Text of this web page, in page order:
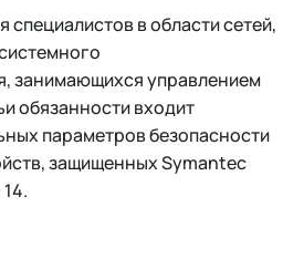
специалистов в области сетей,
занимающихся управлением
обязанности входит
параметров безопасности
защищенных Symantec